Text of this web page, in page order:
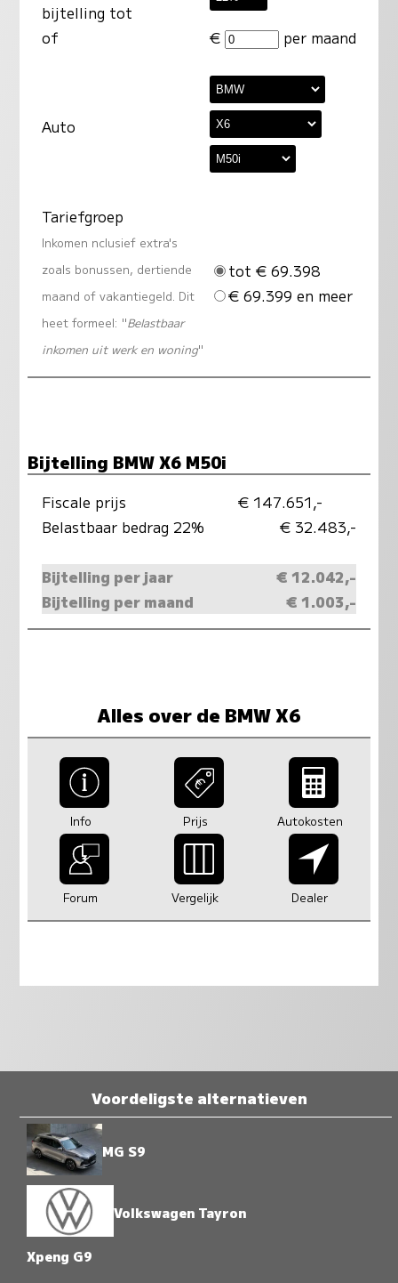
bijtelling tot
of
€ per maand
Auto
Tariefgroep
Inkomen nclusief extra's
zoals bonussen, dertiende
maand of vakantiegeld. Dit
heet formeel: "Belastbaar
inkomen uit werk en woning"
tot € 69.398
€ 69.399 en meer
Bijtelling BMW X6 M50i
Fiscale prijs
€ 147.651,-
Belastbaar bedrag 22%
€ 32.483,-
Bijtelling per jaar
€ 12.042,-
Bijtelling per maand
€ 1.003,-
Alles over de BMW X6
Info Prijs Autokosten
Forum Vergelijk Dealer
Voordeligste alternatieven
MG S9
Volkswagen Tayron
Xpeng G9